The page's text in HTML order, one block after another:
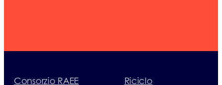
Consorzio RAEE
Riciclo